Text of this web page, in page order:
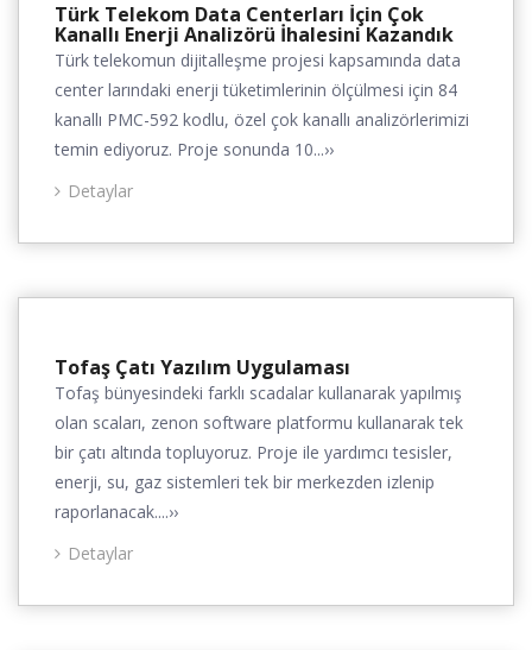
Türk Telekom Data Centerları İçin Çok
Kanallı Enerji Analizörü İhalesini Kazandık
Türk telekomun dijitalleşme projesi kapsamında data
center larındaki enerji tüketimlerinin ölçülmesi için 84
kanallı PMC-592 kodlu, özel çok kanallı analizörlerimizi
temin ediyoruz. Proje sonunda 10...››
Detaylar
Tofaş Çatı Yazılım Uygulaması
Tofaş bünyesindeki farklı scadalar kullanarak yapılmış
olan scaları, zenon software platformu kullanarak tek
bir çatı altında topluyoruz. Proje ile yardımcı tesisler,
enerji, su, gaz sistemleri tek bir merkezden izlenip
raporlanacak....››
Detaylar